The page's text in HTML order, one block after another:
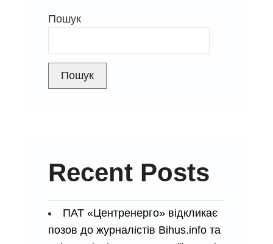
соціальну
Пошук
Пошук
Recent Posts
ПАТ «Центренерго» відкликає
позов до журналістів Bihus.info та